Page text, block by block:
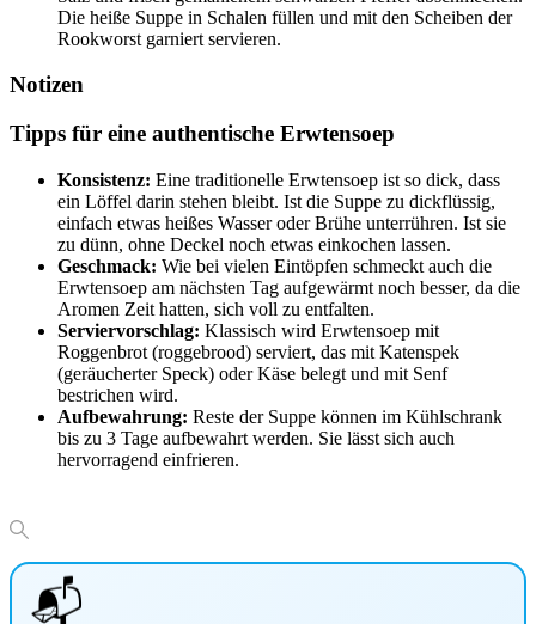
Die heiße Suppe in Schalen füllen und mit den Scheiben der
Rookworst garniert servieren.
Notizen
Tipps für eine authentische Erwtensoep
Konsistenz: Eine traditionelle Erwtensoep ist so dick, dass
ein Löffel darin stehen bleibt. Ist die Suppe zu dickflüssig,
einfach etwas heißes Wasser oder Brühe unterrühren. Ist sie
zu dünn, ohne Deckel noch etwas einkochen lassen.
Geschmack: Wie bei vielen Eintöpfen schmeckt auch die
Erwtensoep am nächsten Tag aufgewärmt noch besser, da die
Aromen Zeit hatten, sich voll zu entfalten.
Serviervorschlag: Klassisch wird Erwtensoep mit
Roggenbrot (roggebrood) serviert, das mit Katenspek
(geräucherter Speck) oder Käse belegt und mit Senf
bestrichen wird.
Aufbewahrung: Reste der Suppe können im Kühlschrank
bis zu 3 Tage aufbewahrt werden. Sie lässt sich auch
hervorragend einfrieren.
📬